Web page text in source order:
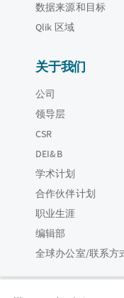
数据来源和目标
Qlik 区域
关于我们
公司
领导层
CSR
DEI&B
学术计划
合作伙伴计划
职业生涯
编辑部
全球办公室/联系方